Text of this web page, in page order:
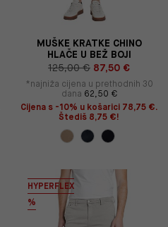
MUŠKE KRATKE CHINO
HLAČE U BEŽ BOJI
125,00 € 87,50 €
*najniža cijena u prethodnih 30
dana 62,50 €
Cijena s -10% u košarici 78,75 €.
Štediš 8,75 €!
HYPERFLEX
%